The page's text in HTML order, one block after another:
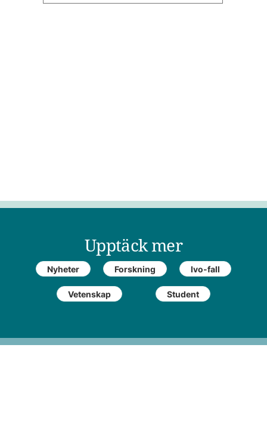
Upptäck mer
Nyheter Forskning Ivo-fall
Vetenskap Student